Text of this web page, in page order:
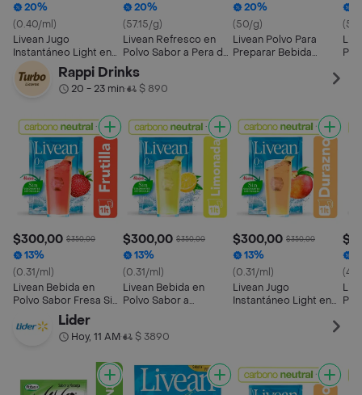
20%
(0.40/ml)
Livean Jugo
Instantáneo Light en
Polvo Sabor Durazno 1
20%
(57.15/g)
Livean Refresco en
Polvo Sabor a Pera de
Agua 7 g
20%
(50/g)
Livean Polvo Para
Preparar Bebida
Rappi Drinks
20 - 23 min• $ 890
$300,00 $350,00
13%
(0.31/ml)
Livean Bebida en
Polvo Sabor Fresa Sin
Azúcar 1 L
$300,00 $350,00
13%
(0.31/ml)
Livean Bebida en
Polvo Sabor a
$300,00 $350,00
13%
(0.31/ml)
Livean Jugo
Instantáneo Light en
Lider
Hoy, 11 AM• $ 3890